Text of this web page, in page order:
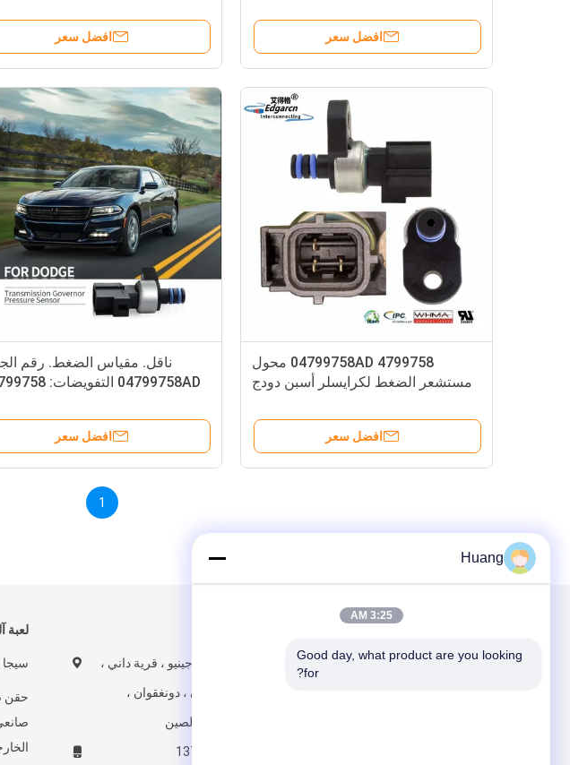
افضل سعر افضل سعر
ناقل. مقياس الضغط. رقم
04799758AD التفويضات: 04799758
افضل سعر
04799758AD 4799758 محول
مستشعر الضغط لكرايسلر أسبن دودج
افضل سعر
1
لعبة
سيجا
حقن
288 ، فريق جينيو ، قرية داني ،
مدينة شاتيان ، دونغقوان ،
قوانغدونغ ، الصين
13790238080
Huang
3:25 AM
Good day, what product are you looking
for?